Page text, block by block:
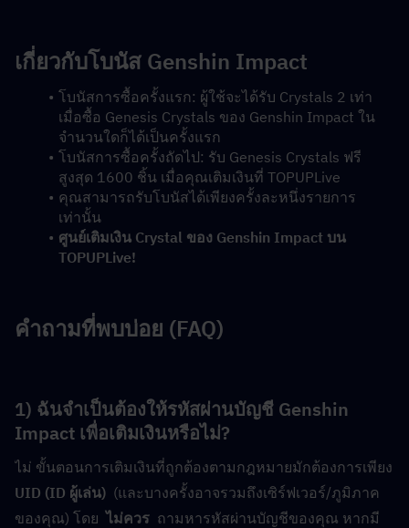
เกี่ยวกับโบนัส Genshin Impact
โบนัสการซื้อครั้งแรก: ผู้ใช้จะได้รับ Crystals 2 เท่า
เมื่อซื้อ Genesis Crystals ของ Genshin Impact ใน
จำนวนใดก็ได้เป็นครั้งแรก
โบนัสการซื้อครั้งถัดไป: รับ Genesis Crystals ฟรี
สูงสุด 1600 ชิ้น เมื่อคุณเติมเงินที่ TOPUPLive
คุณสามารถรับโบนัสได้เพียงครั้งละหนึ่งรายการ
เท่านั้น
ศูนย์เติมเงิน Crystal ของ Genshin Impact บน
TOPUPLive!
คำถามที่พบบ่อย (FAQ)
1) ฉันจำเป็นต้องให้รหัสผ่านบัญชี Genshin
Impact เพื่อเติมเงินหรือไม่?
UID (ID ผู้เล่น)
  (และบางครั้งอาจรวมถึงเซิร์ฟเวอร์/ภูมิภาค
ของคุณ) โดย ไม่ควร
  ถามหารหัสผ่านบัญชีของคุณ หากมี